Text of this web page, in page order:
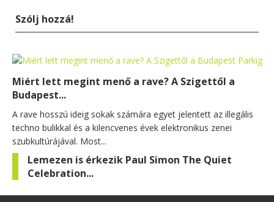
Szólj hozzá!
Miért lett megint menő a rave? A Szigettől a
Budapest...
A rave hosszú ideig sokak számára egyet jelentett az illegális
techno bulikkal és a kilencvenes évek elektronikus zenei
szubkultúrájával. Most...
Lemezen is érkezik Paul Simon The Quiet
Celebration...